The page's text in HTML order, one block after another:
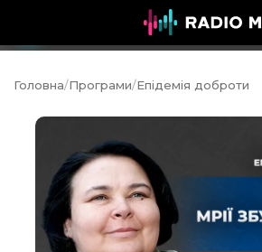
Дев'ятий вал
Головна/Програми/Епідемія доброти